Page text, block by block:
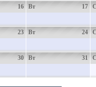
16 17
Вт
23 24
Вт
30 31
Вт